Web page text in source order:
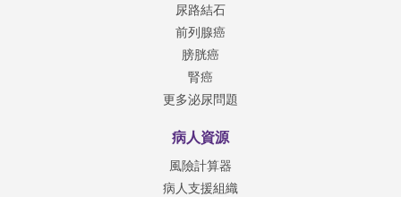
尿路結石
前列腺癌
膀胱癌
腎癌
更多泌尿問題
病人資源
風險計算器
病人支援組織